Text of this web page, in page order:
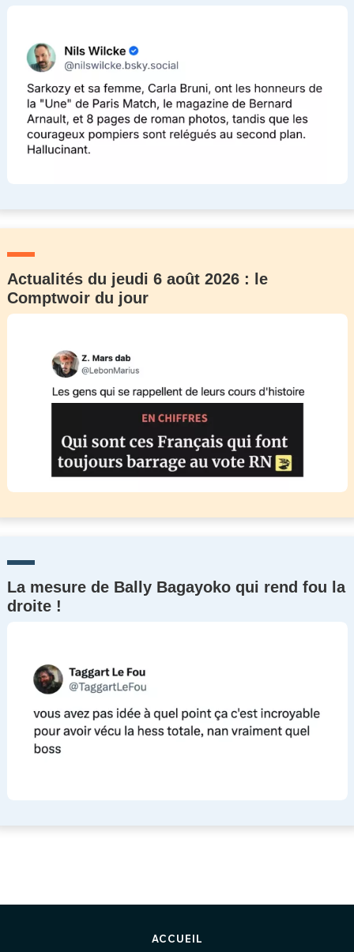
Actualités du jeudi 6 août 2026 : le
Comptwoir du jour
La mesure de Bally Bagayoko qui rend fou la
droite !
ACCUEIL